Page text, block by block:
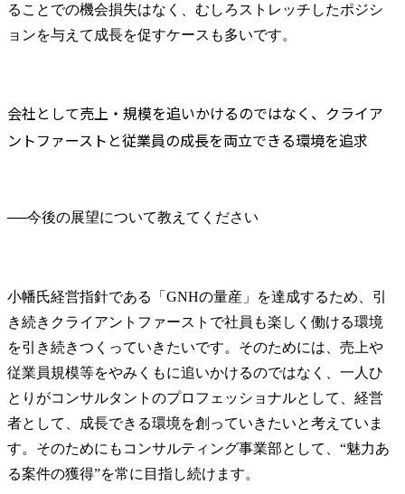
ることでの機会損失はなく、むしろストレッチしたポジシ
ョンを与えて成長を促すケースも多いです。
会社として売上・規模を追いかけるのではなく、クライア
ントファーストと従業員の成長を両立できる環境を追求
──
小幡氏経営指針である「GNHの量産」を達成するため、引
き続きクライアントファーストで社員も楽しく働ける環境
を引き続きつくっていきたいです。そのためには、売上や
従業員規模等をやみくもに追いかけるのではなく、一人ひ
とりがコンサルタントのプロフェッショナルとして、経営
者として、成長できる環境を創っていきたいと考えていま
す。そのためにもコンサルティング事業部として、“魅力あ
る案件の獲得”を常に目指し続けます。